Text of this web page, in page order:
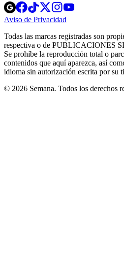
Opens
in
new
Opens
in
new
Opens
in
new
window
Opens
new
windowwindow
Aviso de Privacidad
new
window
Todas las marcas registradas son
respectiva o de PUBLICACIONES
Se prohíbe la reproducción total o
contenidos que aquí aparezca, así
idioma sin autorización escrita por su
© 2026 Semana. Todos los derechos